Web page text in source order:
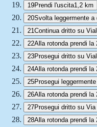
19Prendi l'uscita1,2 km
20Svolta leggermente
21Continua dritto su
22Alla rotonda prendi la
23Prosegui dritto su
24Alla rotonda prendi la
25Prosegui
26Alla rotonda prendi la
27Prosegui dritto su
28Alla rotonda prendi la